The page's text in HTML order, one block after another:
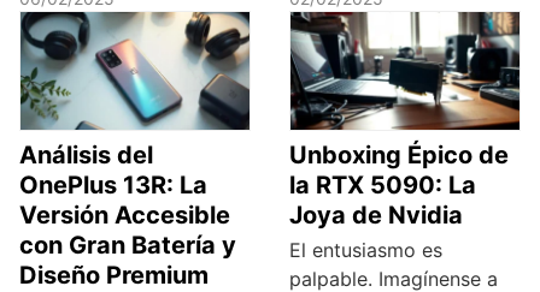
Análisis del
OnePlus 13R: La
Versión Accesible
con Gran Batería y
Diseño Premium
Unboxing Épico de
la RTX 5090: La
Joya de Nvidia
El entusiasmo es
palpable. Imagínense a